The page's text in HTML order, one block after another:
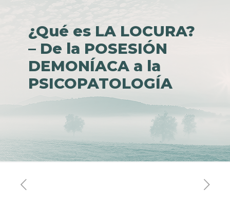
¿Qué es LA LOCURA?
– De la POSESIÓN
DEMONÍACA a la
PSICOPATOLOGÍA